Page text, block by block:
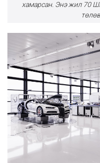
хамарсан. Энэ жил 70